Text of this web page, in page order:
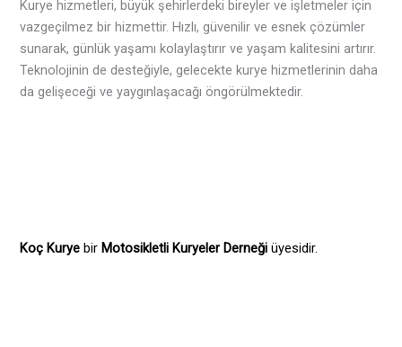
Kurye hizmetleri, büyük şehirlerdeki bireyler ve işletmeler için
vazgeçilmez bir hizmettir. Hızlı, güvenilir ve esnek çözümler
sunarak, günlük yaşamı kolaylaştırır ve yaşam kalitesini artırır.
Teknolojinin de desteğiyle, gelecekte kurye hizmetlerinin daha
da gelişeceği ve yaygınlaşacağı öngörülmektedir.
Koç Kurye bir Motosikletli Kuryeler Derneği üyesidir.